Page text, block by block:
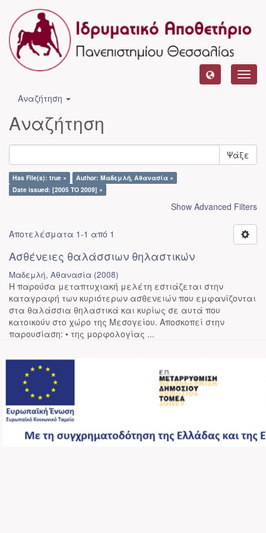
Αναζήτηση
Αναζήτηση
Ψάξε
Has File(s): true ×
Author: Μαδεμλή, Αθανασία ×
Date issued: [2005 TO 2009] ×
Show Advanced Filters
Αποτελέσματα 1-1 από 1
Ασθένειες θαλάσσιων θηλαστικών
Μαδεμλή, Αθανασία (2008)
Η παρούσα μεταπτυχιακή μελέτη εστιάζεται στην
καταγραφή των κυριότερων ασθενειών που εμφανίζονται
στα θαλάσσια θηλαστικά και κυρίως σε αυτά που
κατοικούν στο χώρο της Μεσογείου. Αποσκοπεί στην
παρουσίαση: • της μορφολογίας ...